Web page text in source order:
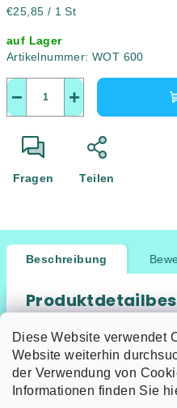
Diese Website verwendet
Website weiterhin
der Verwendung von
Informationen finden Sie
Verkaufspreis:
€25,85 / 1 St
auf Lager
Artikelnummer: WOT 600
+
−
Fragen Teilen
Beschreibung
Keine